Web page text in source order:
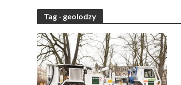
Tag - geolodzy